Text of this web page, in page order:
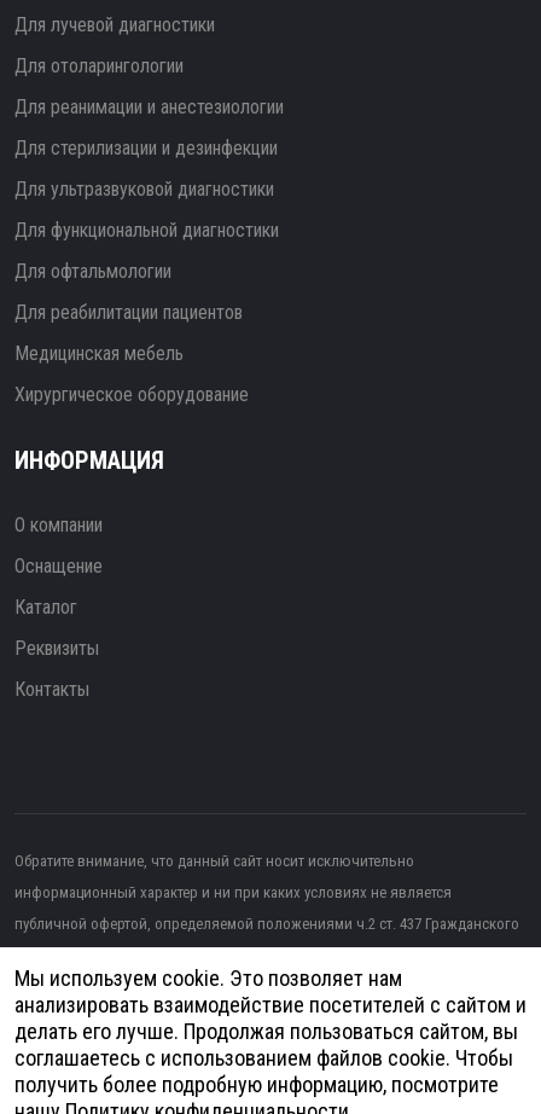
Для лучевой диагностики
Для отоларингологии
Для реанимации и анестезиологии
Для стерилизации и дезинфекции
Для ультразвуковой диагностики
Для функциональной диагностики
Для офтальмологии
Для реабилитации пациентов
Медицинская мебель
Хирургическое оборудование
ИНФОРМАЦИЯ
О компании
Оснащение
Каталог
Реквизиты
Контакты
Обратите внимание, что данный сайт носит исключительно
информационный характер и ни при каких условиях не является
публичной офертой, определяемой положениями ч.2 ст. 437 Гражданского
Изображение от topntp26на Freepik
Политика конфиденциальности
Согласие на обработку персональных данных
Мы используем cookie. Это позволяет нам
анализировать взаимодействие посетителей с сайтом и
делать его лучше. Продолжая пользоваться сайтом, вы
соглашаетесь с использованием файлов cookie. Чтобы
получить более подробную информацию, посмотрите